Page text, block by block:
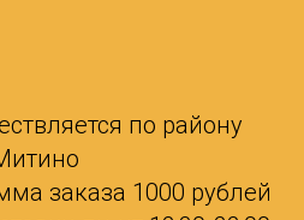
по району
заказа 1000 рублей